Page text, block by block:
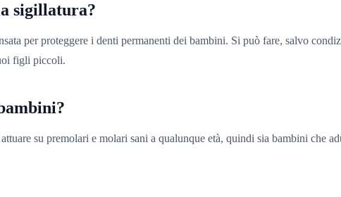
sigillatura?
per proteggere i denti permanenti dei bambini. Si può fare, salvo
figli piccoli.
su premolari e molari sani a qualunque età, quindi sia bambini che